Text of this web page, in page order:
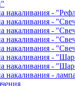
накаливания -
накаливания -
накаливания -
накаливания -
накаливания -
накаливания -
накаливания -
накаливания -